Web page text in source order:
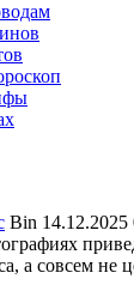
Bin 14.12.2025
а совсем не